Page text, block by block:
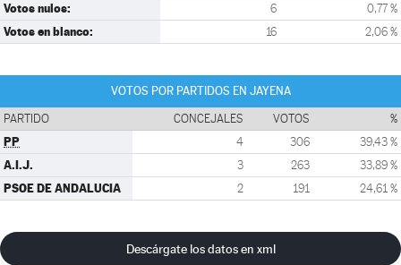
Votos nulos: 6 0,77 %
Votos en blanco: 16 2,06 %
VOTOS POR PARTIDOS EN JAYENA
PARTIDO CONCEJALES VOTOS %
PP 4 306 39,43 %
A.I.J. 3 263 33,89 %
PSOE DE ANDALUCIA 2 191 24,61 %
Descárgate los datos en xml